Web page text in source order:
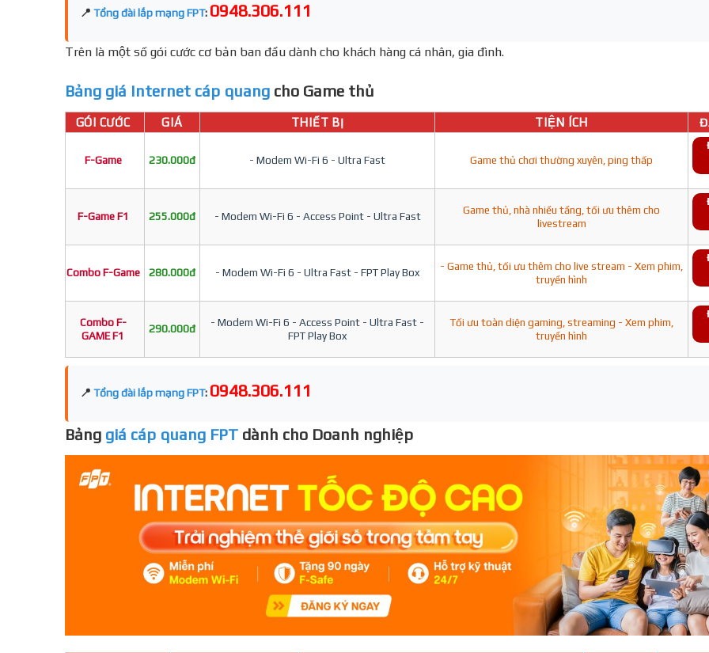
📍 Tổng đài lắp mạng FPT: 0948.306.111
Trên là một số gói cước cơ bản ban đầu dành cho khách hàng cá nhân, gia đình.
Bảng giá Internet cáp quang cho Game thủ
GÓI CƯỚC GIÁ THIẾT BỊ TIỆN ÍCH
F-Game 230.000đ - Modem Wi-Fi 6 - Ultra Fast Game thủ chơi thường xuyên, ping thấp
F-Game F1 255.000đ - Modem Wi-Fi 6 - Access Point - Ultra Fast
Game thủ, nhà nhiều tầng, tối ưu thêm cho
livestream
Combo F-Game 280.000đ - Modem Wi-Fi 6 - Ultra Fast - FPT Play Box
- Game thủ, tối ưu thêm cho live stream - Xem phim,
truyền hình
Combo F-
GAME F1
290.000đ
- Modem Wi-Fi 6 - Access Point - Ultra Fast -
FPT Play Box
Tối ưu toàn diện gaming, streaming - Xem phim,
truyền hình
📍 Tổng đài lắp mạng FPT: 0948.306.111
Bảng giá cáp quang FPT dành cho Doanh nghiệp